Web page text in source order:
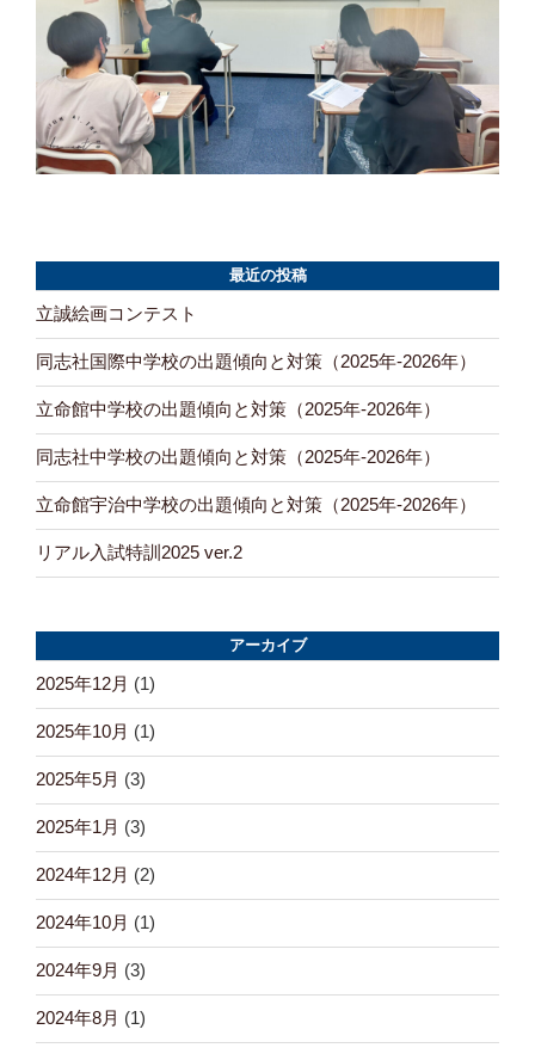
最近の投稿
立誠絵画コンテスト
同志社国際中学校の出題傾向と対策（2025年-2026年）
立命館中学校の出題傾向と対策（2025年-2026年）
同志社中学校の出題傾向と対策（2025年-2026年）
立命館宇治中学校の出題傾向と対策（2025年-2026年）
リアル入試特訓2025 ver.2
アーカイブ
2025年12月 (1)
2025年10月 (1)
2025年5月 (3)
2025年1月 (3)
2024年12月 (2)
2024年10月 (1)
2024年9月 (3)
2024年8月 (1)